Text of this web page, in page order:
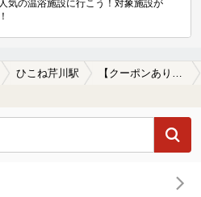
気の温浴施設に行こう！対象施設が
ひこね芹川駅 【クーポンあり】ホテルで楽しめるひこね芹川駅近くの温泉、日帰り温泉、スーパー銭湯おすすめ